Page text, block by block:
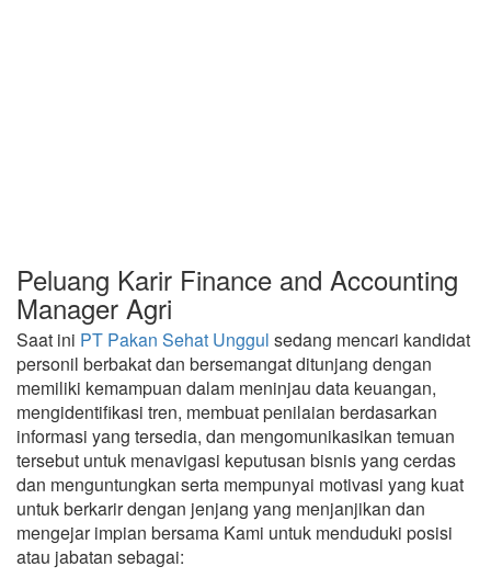
Peluang Karir Finance and Accounting
Manager Agri
Saat ini PT Pakan Sehat Unggul sedang mencari kandidat
personil berbakat dan bersemangat ditunjang dengan
memiliki kemampuan dalam meninjau data keuangan,
mengidentifikasi tren, membuat penilaian berdasarkan
informasi yang tersedia, dan mengomunikasikan temuan
tersebut untuk menavigasi keputusan bisnis yang cerdas
dan menguntungkan serta mempunyai motivasi yang kuat
untuk berkarir dengan jenjang yang menjanjikan dan
mengejar impian bersama Kami untuk menduduki posisi
atau jabatan sebagai: